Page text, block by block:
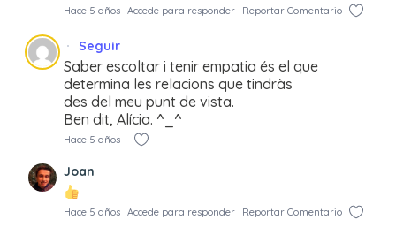
Hace 5 años Accede para responder Reportar Comentario
Seguir
Saber escoltar i tenir empatia és el que
determina les relacions que tindràs
des del meu punt de vista.
Ben dit, Alícia. ^_^
Hace 5 años
Joan
Hace 5 años Accede para responder Reportar Comentario